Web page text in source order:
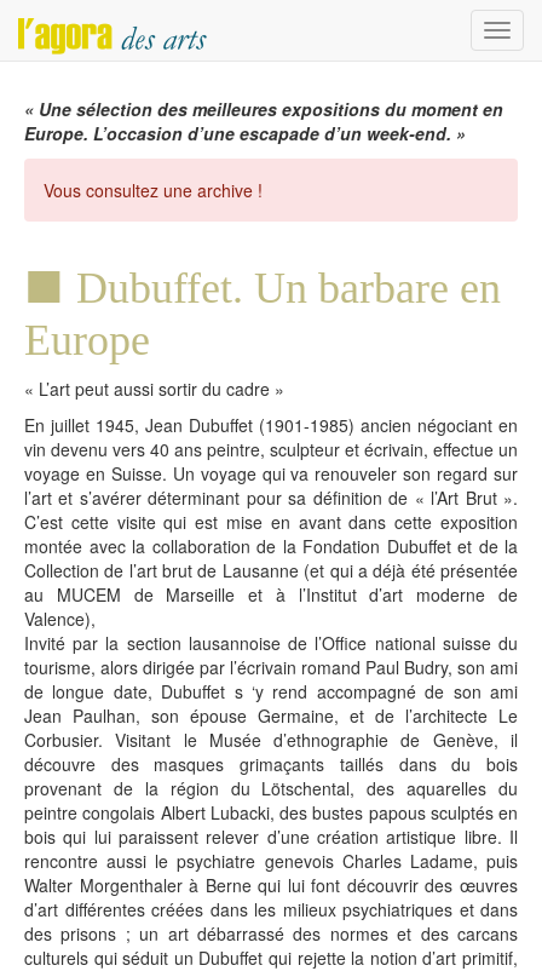
Menu
« Une sélection des meilleures expositions du moment en
Europe. L’occasion d’une escapade d’un week-end. »
Vous consultez une archive !
Dubuffet. Un barbare en
Europe
« L’art peut aussi sortir du cadre »
En juillet 1945, Jean Dubuffet (1901-1985) ancien négociant en
vin devenu vers 40 ans peintre, sculpteur et écrivain, effectue un
voyage en Suisse. Un voyage qui va renouveler son regard sur
l’art et s’avérer déterminant pour sa définition de « l’Art Brut ».
C’est cette visite qui est mise en avant dans cette exposition
montée avec la collaboration de la Fondation Dubuffet et de la
Collection de l’art brut de Lausanne (et qui a déjà été présentée
au MUCEM de Marseille et à l’Institut d’art moderne de
Valence),
Invité par la section lausannoise de l’Office national suisse du
tourisme, alors dirigée par l’écrivain romand Paul Budry, son ami
de longue date, Dubuffet s ‘y rend accompagné de son ami
Jean Paulhan, son épouse Germaine, et de l’architecte Le
Corbusier. Visitant le Musée d’ethnographie de Genève, il
découvre des masques grimaçants taillés dans du bois
provenant de la région du Lötschental, des aquarelles du
peintre congolais Albert Lubacki, des bustes papous sculptés en
bois qui lui paraissent relever d’une création artistique libre. Il
rencontre aussi le psychiatre genevois Charles Ladame, puis
Walter Morgenthaler à Berne qui lui font découvrir des œuvres
d’art différentes créées dans les milieux psychiatriques et dans
des prisons ; un art débarrassé des normes et des carcans
culturels qui séduit un Dubuffet qui rejette la notion d’art primitif,